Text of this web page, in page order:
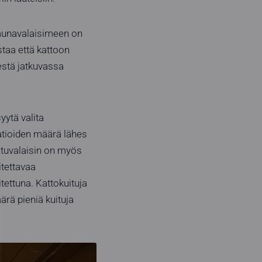
on
että kattoon
jatkuvassa
valita
määrä lähes
on myös
Kattokuituja
pieniä kuituja